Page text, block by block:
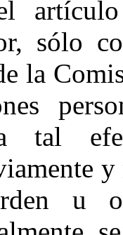
sólo
la
tal
u